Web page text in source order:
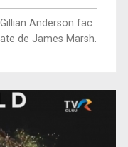
TVR Cultural:
Anderson fac
de James Marsh.